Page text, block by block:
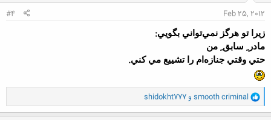
Feb 25, 2012
#4
زيرا تو هرگز نمي‌تواني بگويي:
مادر ِ سابق ِ من
حتي وقتي جنازه‌ام را تشييع مي کني.
و
ا
ک
smooth criminal وshidokht777